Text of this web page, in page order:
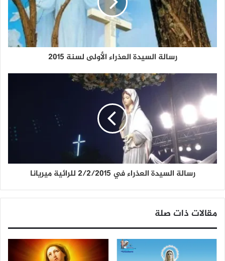
رسالة السيدة العذراء الأولى لسنة 2015
رسالة السيدة العذراء في 2/2/2015 للرائية ميريانا
مقالات ذات صلة